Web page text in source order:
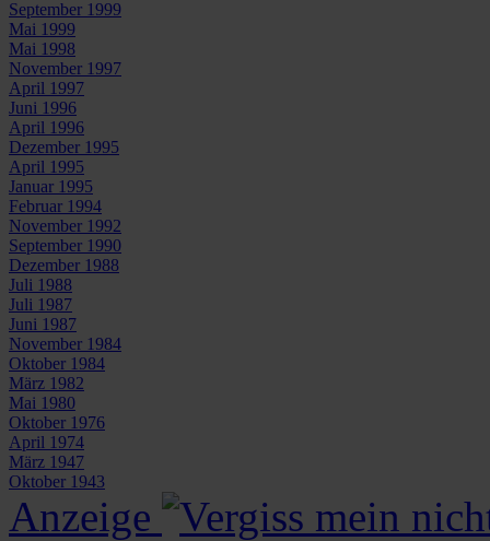
September 1999
Mai 1999
Mai 1998
November 1997
April 1997
Juni 1996
April 1996
Dezember 1995
April 1995
Januar 1995
Februar 1994
November 1992
September 1990
Dezember 1988
Juli 1988
Juli 1987
Juni 1987
November 1984
Oktober 1984
März 1982
Mai 1980
Oktober 1976
April 1974
März 1947
Oktober 1943
Anzeige